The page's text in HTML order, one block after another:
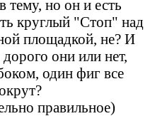
тему, но он и есть
круглый "Стоп" над
площадкой, не? И
они или нет,
один фиг все
правильное)